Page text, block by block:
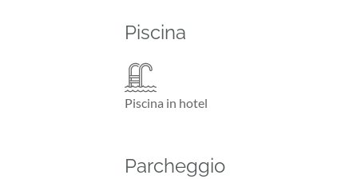
Piscina
Piscina in hotel
Parcheggio